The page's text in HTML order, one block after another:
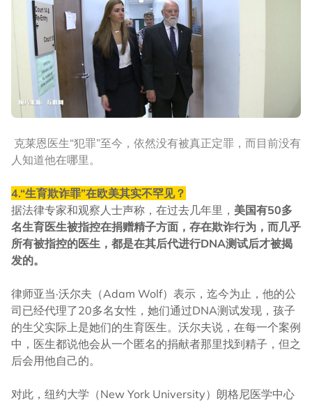
克莱恩医生“犯罪”至今，依然没有被真正定罪，而目前没有
人知道他在哪里。
4.“生育欺诈罪”在欧美其实不罕见？
据法律专家和观察人士声称，在过去几年里， 美国有50多
名生育医生被指控在捐赠精子方面，存在欺诈行为，而几乎
所有被指控的医生，都是在其后代进行DNA测试后才被揭
发的。
律师亚当·沃尔夫（Adam Wolf）表示，迄今为止，他的公
司已经代理了20多名女性，她们通过DNA测试发现，孩子
的生父实际上是她们的生育医生。沃尔夫说，在每一个案例
中，医生都说他会从一个匿名的捐献者那里找到精子，但之
后会用他自己的。
对此，纽约大学（New York University）朗格尼医学中心